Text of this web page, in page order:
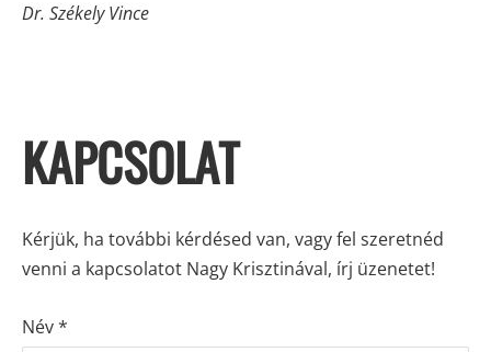
Dr. Székely Vince
KAPCSOLAT
Kérjük, ha további kérdésed van, vagy fel szeretnéd
venni a kapcsolatot Nagy Krisztinával, írj üzenetet!
Név*